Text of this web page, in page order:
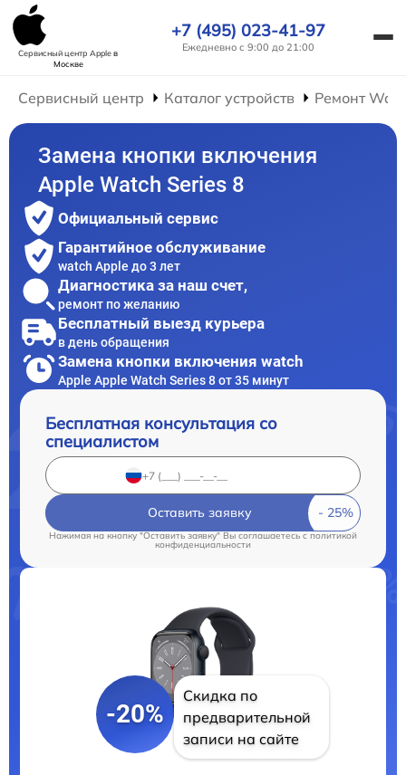
Сервисный центр Appleв
Москве
+7 (495) 023-41-97
Ежедневно с 9:00 до 21:00
Сервисный центр Каталог устройств Ремонт
Замена кнопки включения
Apple Watch Series 8
Официальный сервис
Гарантийное обслуживание
watch Apple до 3 лет
Диагностика за наш счет,
ремонт по желанию
Бесплатный выезд курьера
в день обращения
Замена кнопки включения watch
Apple Apple Watch Series 8 от 35 минут
Бесплатная консультация со
специалистом
Оставить заявку
Нажимая на кнопку "Оставить заявку" Вы соглашаетесь cполитикой
конфиденциальности
-20%
Скидка по
предварительной
записи на сайте